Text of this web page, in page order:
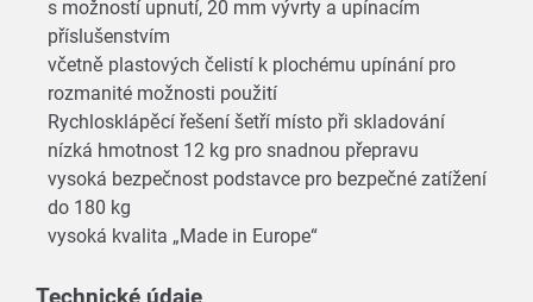
s možností upnutí, 20 mm vývrty a upínacím
příslušenstvím
včetně plastových čelistí k plochému upínání pro
rozmanité možnosti použití
Rychlosklápěcí řešení šetří místo při skladování
nízká hmotnost 12 kg pro snadnou přepravu
vysoká bezpečnost podstavce pro bezpečné zatížení
do 180 kg
vysoká kvalita „Made in Europe“
Technické údaje